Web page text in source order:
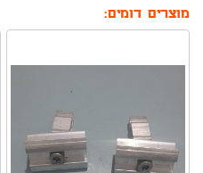
מוצרים דומים: